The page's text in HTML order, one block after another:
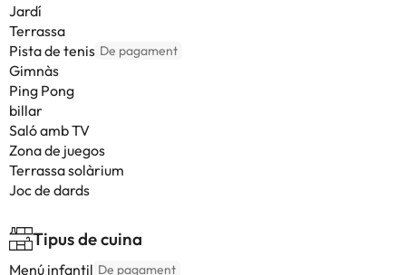
Jardí
Terrassa
Pista de tenis De pagament
Gimnàs
Ping Pong
billar
Saló amb TV
Zona de juegos
Terrassa solàrium
Joc de dards
Tipus de cuina
Menú infantil De pagament